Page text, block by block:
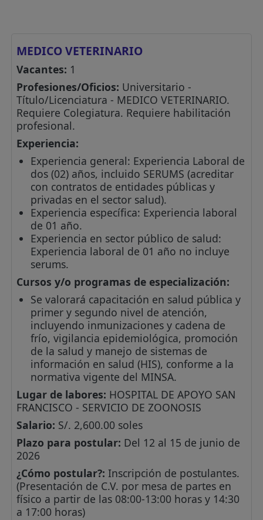
MEDICO VETERINARIO
Vacantes: 1
Profesiones/Oficios: Universitario -
Título/Licenciatura - MEDICO VETERINARIO.
Requiere Colegiatura. Requiere habilitación
profesional.
Experiencia:
Experiencia general: Experiencia Laboral de
dos (02) años, incluido SERUMS (acreditar
con contratos de entidades públicas y
privadas en el sector salud).
Experiencia específica: Experiencia laboral
de 01 año.
Experiencia en sector público de salud:
Experiencia laboral de 01 año no incluye
serums.
Cursos y/o programas de especialización:
Se valorará capacitación en salud pública y
primer y segundo nivel de atención,
incluyendo inmunizaciones y cadena de
frío, vigilancia epidemiológica, promoción
de la salud y manejo de sistemas de
información en salud (HIS), conforme a la
normativa vigente del MINSA.
Lugar de labores: HOSPITAL DE APOYO SAN
FRANCISCO - SERVICIO DE ZOONOSIS
Salario: S/. 2,600.00 soles
Plazo para postular: Del 12 al 15 de junio de
2026
¿Cómo postular?: Inscripción de postulantes.
(Presentación de C.V. por mesa de partes en
físico a partir de las 08:00-13:00 horas y 14:30
a 17:00 horas)